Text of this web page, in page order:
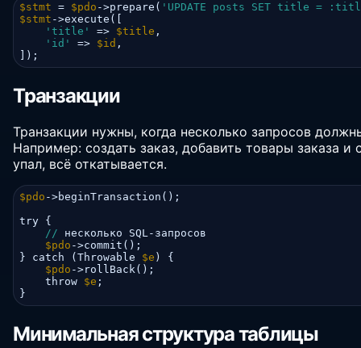
$stmt = $pdo ->prepare( 'UPDATE posts SET title =
$stmt ->execute([
'title'
=> $title ,
'id'
=> $id ,
]);
Транзакции
Транзакции нужны, когда несколько запросов
Например: создать заказ, добавить товары заказа и
упал, всё откатывается.
$pdo ->beginTransaction();
try {
// несколько SQL-запросов
$pdo ->commit();
} catch (Throwable $e ) {
$pdo ->rollBack();
    throw
$e ;
}
Минимальная структура таблицы